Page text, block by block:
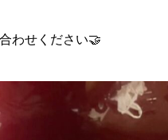
わせください🤝